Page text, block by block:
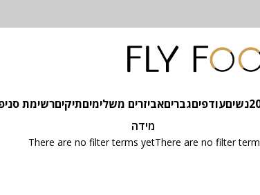
נשיםעודפיםגבריםאביזרים משלימיםתיקיםרשימת
There are no filter
מידה
There are no filter terms yet